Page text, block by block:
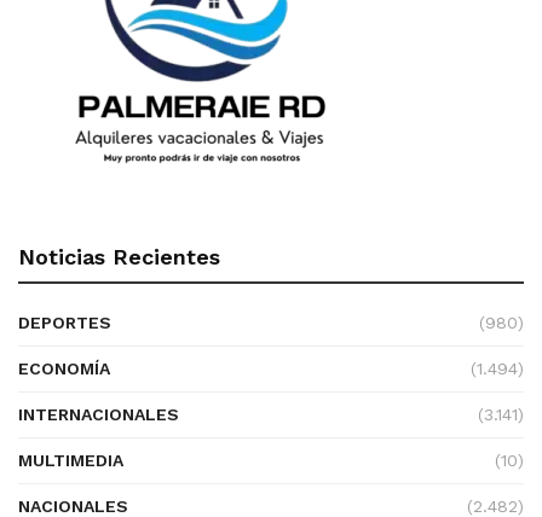
Noticias Recientes
DEPORTES (980)
ECONOMÍA (1.494)
INTERNACIONALES (3.141)
MULTIMEDIA (10)
NACIONALES (2.482)